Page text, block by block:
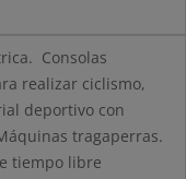
Consolas
realizar ciclismo,
deportivo con
tragaperras.
tiempo libre